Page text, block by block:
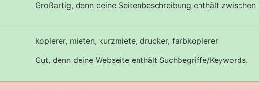
Großartig, denn deine Seitenbeschreibung enthält zwischen
kopierer, mieten, kurzmiete, drucker, farbkopierer
Gut, denn deine Webseite enthält Suchbegriffe/Keywords.